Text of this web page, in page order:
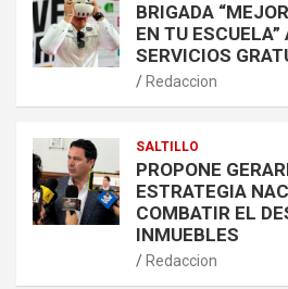
BRIGADA
EN TU ESCUELA”
SERVICIOS
Redaccion
SALTILLO
PROPONE
ESTRATEGIA
COMBATIR EL
INMUEBLES
Redaccion